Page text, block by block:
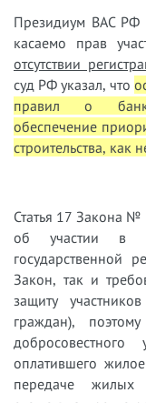
Президиум ВАС РФ
касаемо прав
отсутствии
суд РФ указал, что
правил о
обеспечение
строительства, как
Статья 17 Закона №
об участии в
государственной
Закон, так и
защиту
граждан),
добросовестного
оплатившего
передаче